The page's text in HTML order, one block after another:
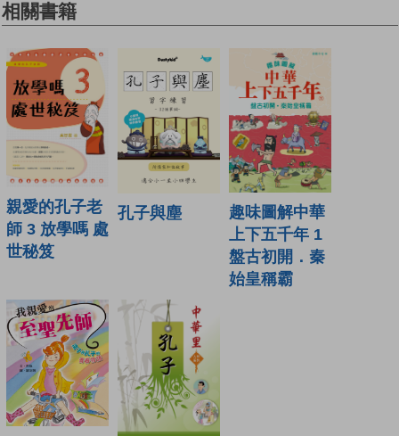
相關書籍
親愛的孔子老
師 3 放學嗎 處
世秘笈
孔子與塵
趣味圖解中華
上下五千年 1
盤古初開．秦
始皇稱霸